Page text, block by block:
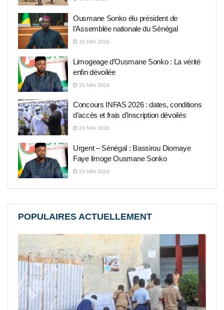
Ousmane Sonko élu président de
l’Assemblée nationale du Sénégal
26 MAI 2026
Limogeage d’Ousmane Sonko : La vérité
enfin dévoilée
25 MAI 2026
Concours INFAS 2026 : dates, conditions
d’accès et frais d’inscription dévoilés
23 MAI 2026
Urgent – Sénégal : Bassirou Diomaye
Faye limoge Ousmane Sonko
23 MAI 2026
POPULAIRES ACTUELLEMENT